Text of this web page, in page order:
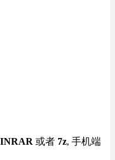
或者 7z, 手机端